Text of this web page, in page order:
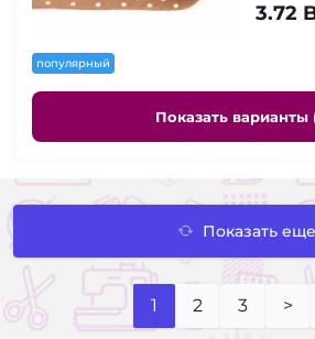
популярный
3.72
Показать варианты
Показать еще
1 2 3 >